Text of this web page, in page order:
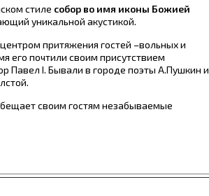
стиле собор во имя иконы Божией
уникальной акустикой.
притяжения гостей –вольных и
его почтили своим присутствием
Павел I. Бывали в городе поэты А.Пушкин и
своим гостям незабываемые